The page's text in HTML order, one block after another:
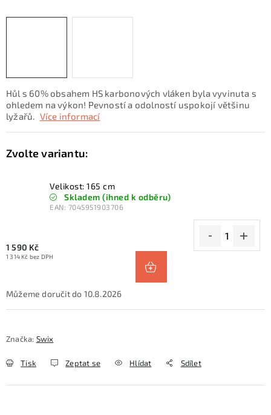
CYKLO Servis
Hůl s 60% obsahem HS karbonových vláken byla vyvinuta s
ohledem na výkon! Pevností a odolností uspokojí většinu
lyžařů. Více informací
Velikost: 165 cm
Skladem (ihned k odběru)
EAN: 7045951903706
1 590 Kč
1 314 Kč bez DPH
10.8.2026
Značka: Swix
Tisk Zeptat se Hlídat Sdílet